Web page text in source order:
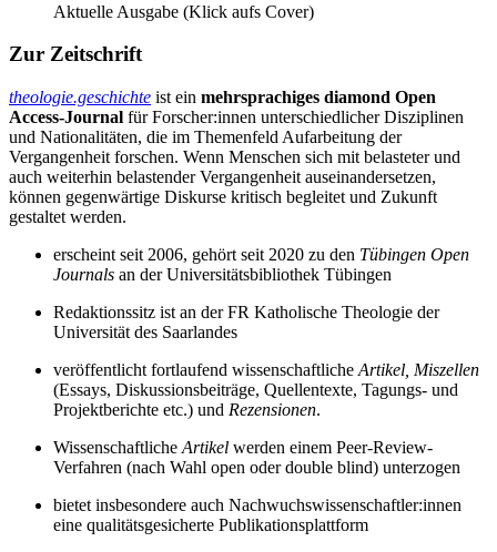
Aktuelle Ausgabe (Klick aufs Cover)
Zur Zeitschrift
theologie.geschichte ist ein mehrsprachiges diamond Open
Access-Journal für Forscher:innen unterschiedlicher Disziplinen
und Nationalitäten, die im Themenfeld Aufarbeitung der
Vergangenheit forschen. Wenn Menschen sich mit belasteter und
auch weiterhin belastender Vergangenheit auseinandersetzen,
können gegenwärtige Diskurse kritisch begleitet und Zukunft
gestaltet werden.
erscheint seit 2006, gehört seit 2020 zu den Tübingen Open
Journals an der Universitätsbibliothek ­Tübingen
Redaktionssitz ist an der FR Katholische Theologie der
Universität des Saarlandes
veröffentlicht fortlaufend wissenschaftliche Artikel, Miszellen
(Essays, Diskussionsbeiträge, Quellentexte, Tagungs- und
Projektberichte etc.) und Rezensionen.
Wissenschaftliche Artikel werden einem Peer-Review-
Verfahren (nach Wahl open oder double blind) unterzogen
bietet insbesondere auch Nachwuchswissenschaftler:innen
eine qualitätsgesicherte Publikationsplattform